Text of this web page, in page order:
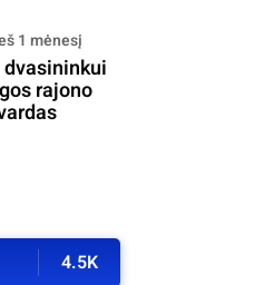
1 mėnesį
rajono
4.5K